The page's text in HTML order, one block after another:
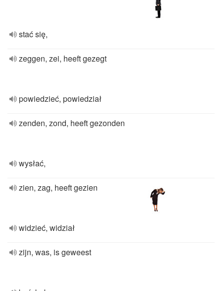
stać się,
zeggen, zei, heeft gezegt
powiedzieć, powiedział
zenden, zond, heeft gezonden
wysłać,
zien, zag, heeft gezien
widzieć, widział
zijn, was, is geweest